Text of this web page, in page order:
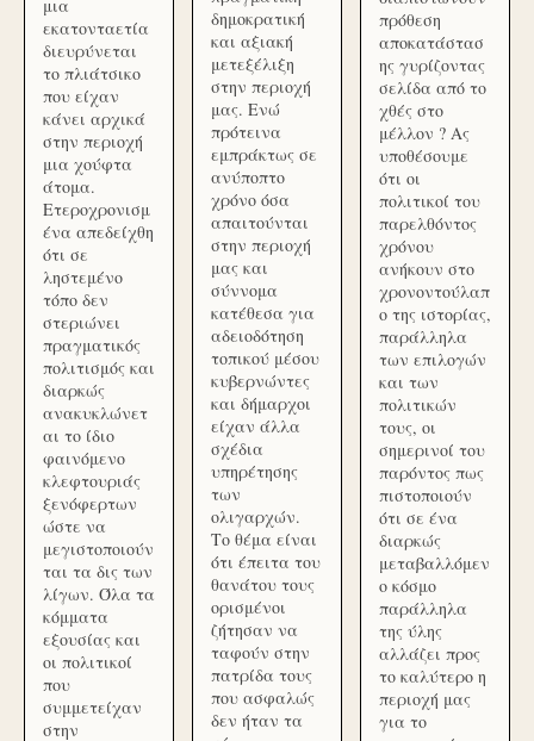
μια
εκατονταετία
διευρύνεται
το πλιάτσικο
που είχαν
κάνει αρχικά
στην περιοχή
μια χούφτα
άτομα.
Ετεροχρονισμ
ένα απεδείχθη
ότι σε
ληστεμένο
τόπο δεν
στεριώνει
πραγματικός
πολιτισμός και
διαρκώς
ανακυκλώνετ
αι το ίδιο
φαινόμενο
κλεφτουριάς
ξενόφερτων
ώστε να
μεγιστοποιούν
ται τα δις των
λίγων. Όλα τα
κόμματα
εξουσίας και
οι πολιτικοί
που
συμμετείχαν
στην
δημοκρατική
και αξιακή
μετεξέλιξη
στην περιοχή
μας. Ενώ
πρότεινα
εμπράκτως σε
ανύποπτο
χρόνο όσα
απαιτούνται
στην περιοχή
μας και
σύννομα
κατέθεσα για
αδειοδότηση
τοπικού μέσου
κυβερνώντες
και δήμαρχοι
είχαν άλλα
σχέδια
υπηρέτησης
των
ολιγαρχών.
Το θέμα είναι
ότι έπειτα του
θανάτου τους
ορισμένοι
ζήτησαν να
ταφούν στην
πατρίδα τους
που ασφαλώς
δεν ήταν τα
πρόθεση
αποκατάστασ
ης γυρίζοντας
σελίδα από το
χθές στο
μέλλον ? Ας
υποθέσουμε
ότι οι
πολιτικοί του
παρελθόντος
χρόνου
ανήκουν στο
χρονοντούλαπ
ο της ιστορίας,
παράλληλα
των επιλογών
και των
πολιτικών
τους, οι
σημερινοί του
παρόντος πως
πιστοποιούν
ότι σε ένα
διαρκώς
μεταβαλλόμεν
ο κόσμο
παράλληλα
της ύλης
αλλάζει προς
το καλύτερο η
περιοχή μας
για το